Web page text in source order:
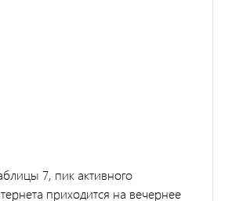
7, пик активного
приходится на вечернее